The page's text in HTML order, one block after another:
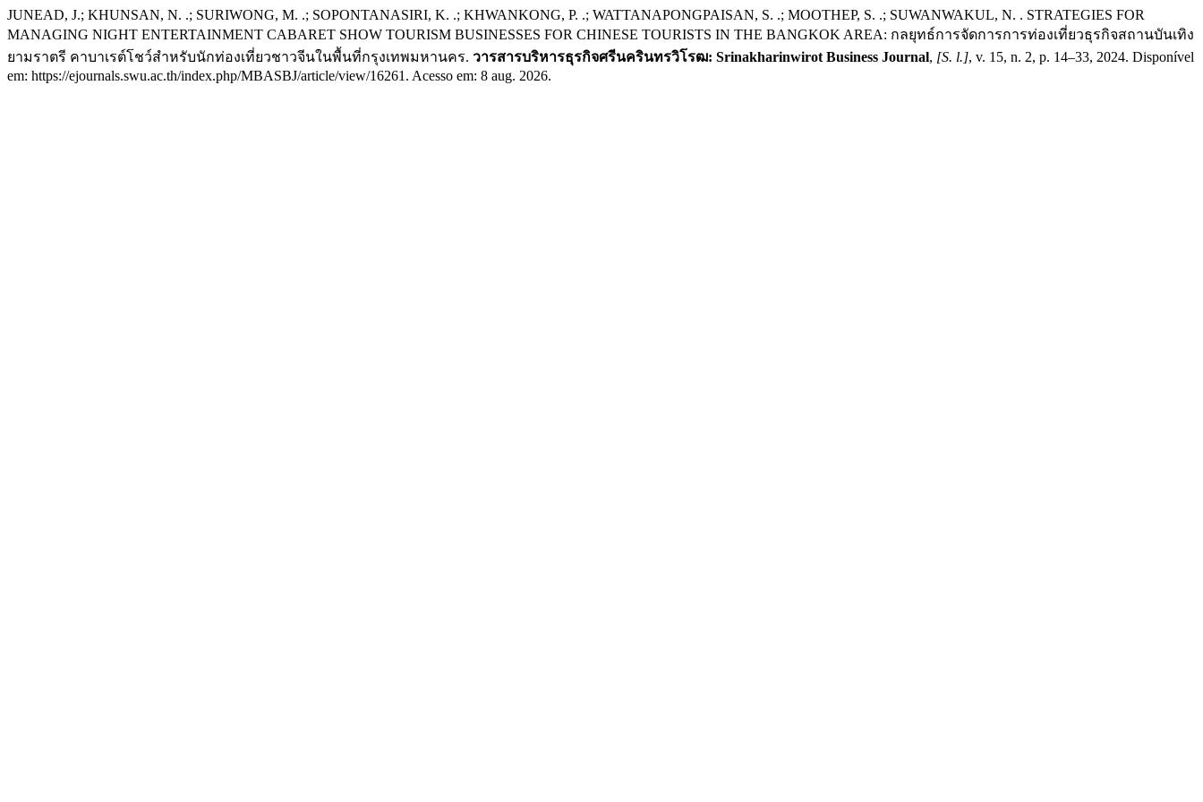
JUNEAD, J.; KHUNSAN, N. .; SURIWONG, M. .; SOPONTANASIRI, K. .; KHWANKONG, P. .; WATTANAPONGPAISAN, S. .; MOOTHEP, S. .; SUWANWAKUL, N. . STRATEGIES FOR
MANAGING NIGHT ENTERTAINMENT CABARET SHOW TOURISM BUSINESSES FOR CHINESE TOURISTS IN THE BANGKOK AREA: กลยุทธ์การจัดการการท่องเที่ยวธุรกิจสถานบันเทิง
ยามราตรี คาบาเรต์โชว์สำหรับนักท่องเที่ยวชาวจีนในพื้นที่กรุงเทพมหานคร. วารสารบริหารธุรกิจศรีนครินทรวิโรฒ: Srinakharinwirot Business Journal, [S. l.], v. 15, n. 2, p. 14–33, 2024. Disponível
em: https://ejournals.swu.ac.th/index.php/MBASBJ/article/view/16261. Acesso em: 8 aug. 2026.